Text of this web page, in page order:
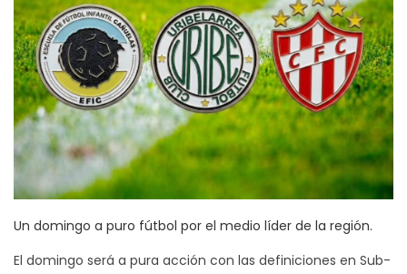
Un domingo a puro fútbol por el medio líder de la región.
El domingo será a pura acción con las definiciones en Sub-